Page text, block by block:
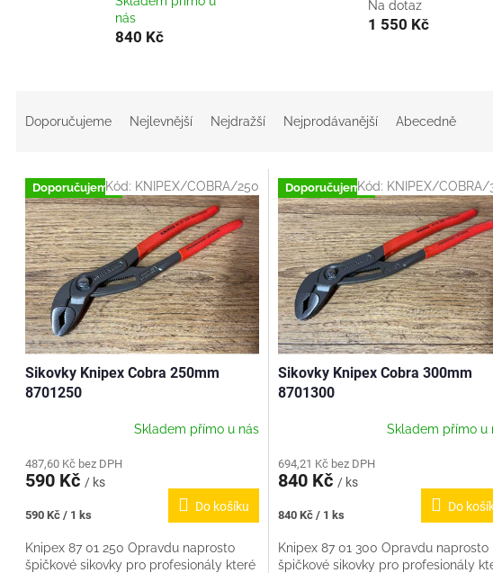
nás
840 Kč
Na dotaz
1 550 Kč
Doporučujeme Nejlevnější Nejdražší Nejprodávanější Abecedně
V Doporučujeme
Sikovky Knipex Cobra 250mm
8701250
Skladem přímo u nás
487,60 Kč bez DPH
590 Kč / ks
Měrná
590 Kč / 1 ks
Do košíku
Knipex 87 01 250 Opravdu naprosto
špičkové sikovky pro profesionály které
Kód: KNIPEX/COBRA/250 Doporučujeme
Sikovky Knipex Cobra 300mm
8701300
Skladem přímo u
694,21 Kč bez DPH
840 Kč / ks
Měrná
840 Kč / 1 ks
Do
Knipex 87 01 300 Opravdu naprosto
špičkové sikovky pro profesionály
Kód: KNIPEX/COBRA/